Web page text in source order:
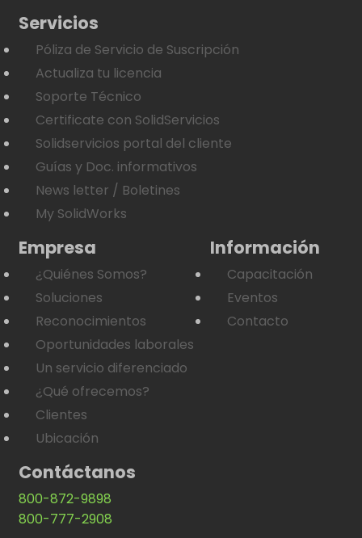
Servicios
Póliza de Servicio de Suscripción
Actualiza tu licencia
Soporte Técnico
Certificate con SolidServicios
Solidservicios portal del cliente
Guías y Doc. informativos
News letter / Boletines
My SolidWorks
Empresa
¿Quiénes Somos?
Soluciones
Reconocimientos
Oportunidades laborales
Un servicio diferenciado
¿Qué ofrecemos?
Clientes
Ubicación
Información
Capacitación
Eventos
Contacto
Contáctanos
800-872-9898
800-777-2908